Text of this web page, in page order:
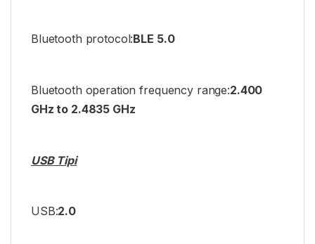
Bluetooth protocol:BLE 5.0
Bluetooth operation frequency range:2.400
GHz to 2.4835 GHz
USB Tipi
USB:2.0